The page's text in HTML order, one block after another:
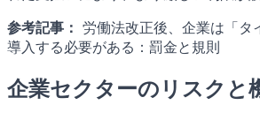
参考記事： 労働法改正後、企業は「タ
導入する必要がある：罰金と規則
企業セクターのリスクと